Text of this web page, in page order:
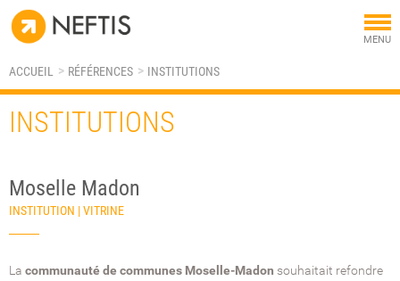
MENU
ACCUEIL RÉFÉRENCES INSTITUTIONS
INSTITUTIONS
Moselle Madon
INSTITUTION | VITRINE
La communauté de communes Moselle-Madon souhaitait refondre